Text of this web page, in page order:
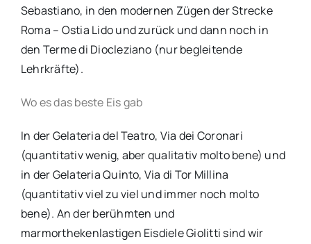
Sebastiano, in den modernen Zügen der Strecke
Roma – Ostia Lido und zurück und dann noch in
den Terme di Diocleziano (nur begleitende
Lehrkräfte).
Wo es das beste Eis gab
In der Gelateria del Teatro, Via dei Coronari
(quantitativ wenig, aber qualitativ molto bene) und
in der Gelateria Quinto, Via di Tor Millina
(quantitativ viel zu viel und immer noch molto
bene). An der berühmten und
marmorthekenlastigen Eisdiele Giolitti sind wir